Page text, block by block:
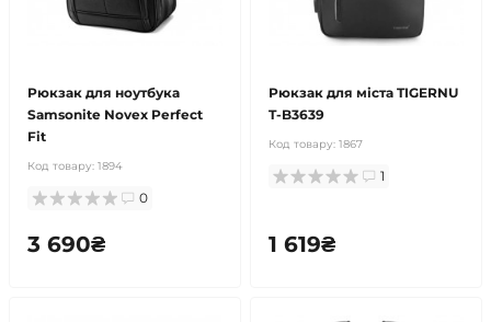
Рюкзак для ноутбука
Samsonite Novex Perfect
Fit
Код товару: 1894
0
3 690₴
Рюкзак для міста TIGERNU
T-B3639
Код товару: 1867
1
1 619₴